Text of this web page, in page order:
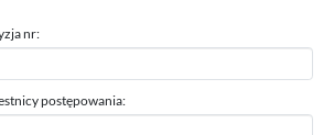
nr:
postępowania: